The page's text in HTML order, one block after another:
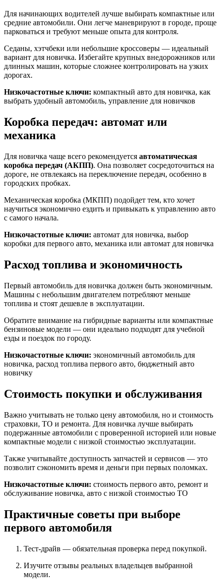
Для начинающих водителей лучше выбирать компактные или
средние автомобили. Они легче маневрируют в городе, проще
парковаться и требуют меньше опыта для контроля.
Седаны, хэтчбеки или небольшие кроссоверы — идеальный
вариант для новичка. Избегайте крупных внедорожников или
длинных машин, которые сложнее контролировать на узких
дорогах.
Низкочастотные ключи: компактный авто для новичка, как
выбрать удобный автомобиль, управление для новичков
Коробка передач: автомат или
механика
Для новичка чаще всего рекомендуется автоматическая
коробка передач (АКПП). Она позволяет сосредоточиться на
дороге, не отвлекаясь на переключение передач, особенно в
городских пробках.
Механическая коробка (МКПП) подойдет тем, кто хочет
научиться экономично ездить и привыкать к управлению авто
с самого начала.
Низкочастотные ключи: автомат для новичка, выбор
коробки для первого авто, механика или автомат для новичка
Расход топлива и экономичность
Первый автомобиль для новичка должен быть экономичным.
Машины с небольшим двигателем потребляют меньше
топлива и стоят дешевле в эксплуатации.
Обратите внимание на гибридные варианты или компактные
бензиновые модели — они идеально подходят для учебной
езды и поездок по городу.
Низкочастотные ключи: экономичный автомобиль для
новичка, расход топлива первого авто, бюджетный авто
новичку
Стоимость покупки и обслуживания
Важно учитывать не только цену автомобиля, но и стоимость
страховки, ТО и ремонта. Для новичка лучше выбирать
подержанные автомобили с проверенной историей или новые
компактные модели с низкой стоимостью эксплуатации.
Также учитывайте доступность запчастей и сервисов — это
позволит сэкономить время и деньги при первых поломках.
Низкочастотные ключи: стоимость первого авто, ремонт и
обслуживание новичка, авто с низкой стоимостью ТО
Практичные советы при выборе
первого автомобиля
Тест-драйв — обязательная проверка перед покупкой.
Изучите отзывы реальных владельцев выбранной
модели.